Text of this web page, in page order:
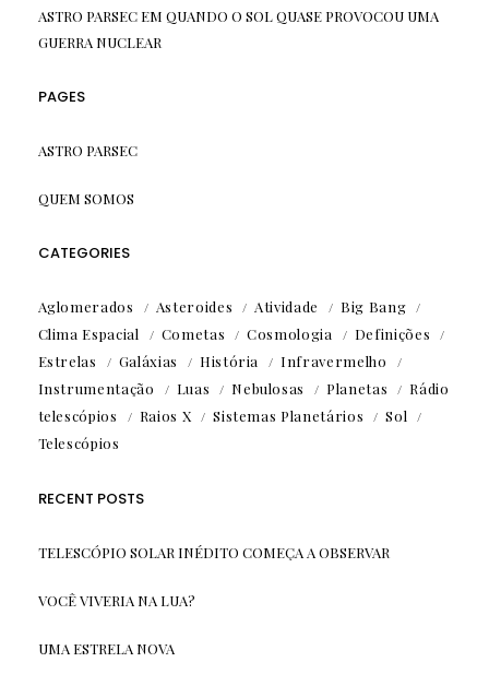
ASTRO PARSECEM QUANDO O SOL QUASE PROVOCOU UMA
GUERRA NUCLEAR
PAGES
ASTRO PARSEC
QUEM SOMOS
CATEGORIES
Aglomerados Asteroides Atividade
Big Bang
Clima Espacial
Cometas Cosmologia
Definições
Estrelas
Galáxias História
Infravermelho
Instrumentação
Luas Nebulosas Planetas
Rádio
telescópios
Raios X Sistemas Planetários
Sol
Telescópios
RECENT POSTS
TELESCÓPIO SOLAR INÉDITO COMEÇA A OBSERVAR
VOCÊ VIVERIA NA LUA?
UMA ESTRELA NOVA